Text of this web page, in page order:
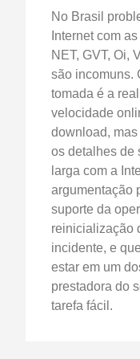
No Brasil
Internet com
NET, GVT, Oi,
são incomuns.
tomada é a
velocidade
download,
os detalhes de
larga com a
argumentação
suporte da
reinicialização
incidente, e
estar em um
prestadora do
tarefa fácil.